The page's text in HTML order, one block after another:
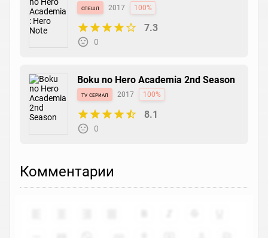
спешл 2017 100%
7.3
0
Boku no Hero Academia 2nd Season
tv сериал 2017 100%
8.1
0
Комментарии